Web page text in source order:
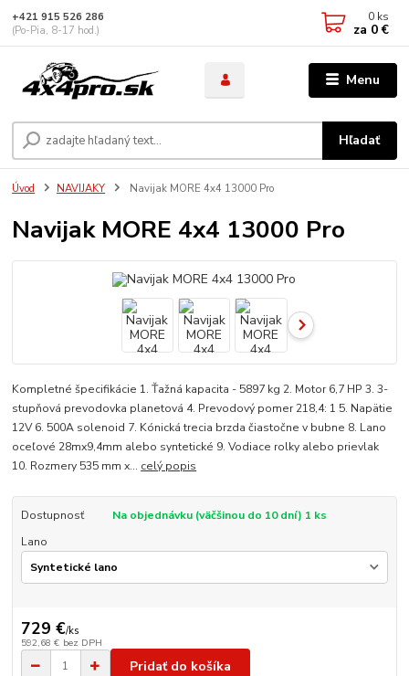
Menu
Hľadať
+421 915 526 286
(Po-Pia, 8-17 hod.)
0 ks
za 0 €
Úvod NAVIJAKY Navijak MORE 4x4 13000 Pro
Navijak MORE 4x4 13000 Pro
Kompletné špecifikácie 1. Ťažná kapacita - 5897 kg 2. Motor 6,7 HP 3. 3-
stupňová prevodovka planetová 4. Prevodový pomer 218,4: 1 5. Napätie
12V 6. 500A solenoid 7. Kónická trecia brzda čiastočne v bubne 8. Lano
oceľové 28mx9,4mm alebo syntetické 9. Vodiace rolky alebo prievlak
10. Rozmery 535 mm x... celý popis
Dostupnosť
Na objednávku (väčšinou do 10 dní) 1 ks
Lano
729 €/ks
592,68 € bez DPH
Pridať do košíka